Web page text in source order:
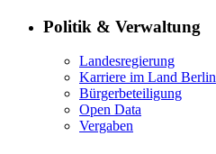
Politik & Verwaltung
Landesregierung
Karriere im Land Berlin
Bürgerbeteiligung
Open Data
Vergaben